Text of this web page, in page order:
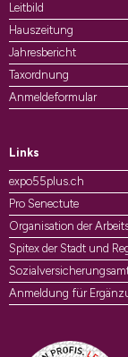
Leitbild
Hauszeitung
Jahresbericht
Taxordnung
Anmeldeformular
Links
expo55plus.ch
Pro Senectute
Organisation der
Spitex der Stadt und
Anmeldung für
Auszeichnungen